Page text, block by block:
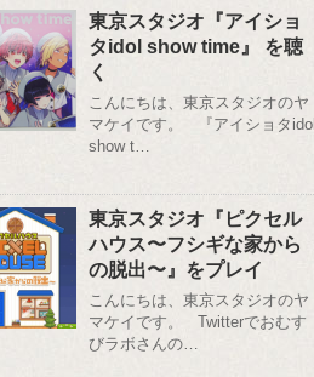
東京スタジオ『アイショ
タidol show time』 を聴
く
こんにちは、東京スタジオのヤ
マケイです。 『アイショタidol
show t…
東京スタジオ『ピクセル
ハウス〜フシギな家から
の脱出〜』をプレイ
こんにちは、東京スタジオのヤ
マケイです。 Twitterでおむす
びラボさんの…